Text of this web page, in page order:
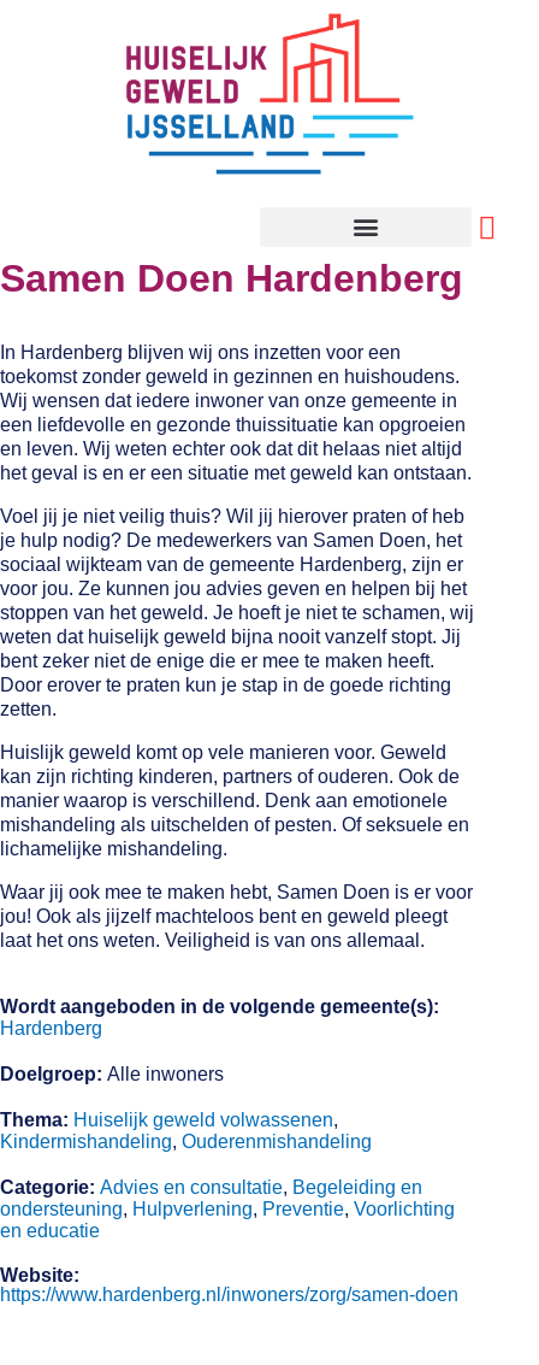
Samen Doen Hardenberg
In Hardenberg blijven wij ons inzetten voor een
toekomst zonder geweld in gezinnen en huishoudens.
Wij wensen dat iedere inwoner van onze gemeente in
een liefdevolle en gezonde thuissituatie kan opgroeien
en leven. Wij weten echter ook dat dit helaas niet altijd
het geval is en er een situatie met geweld kan ontstaan.
Voel jij je niet veilig thuis? Wil jij hierover praten of heb
je hulp nodig? De medewerkers van Samen Doen, het
sociaal wijkteam van de gemeente Hardenberg, zijn er
voor jou. Ze kunnen jou advies geven en helpen bij het
stoppen van het geweld. Je hoeft je niet te schamen, wij
weten dat huiselijk geweld bijna nooit vanzelf stopt. Jij
bent zeker niet de enige die er mee te maken heeft.
Door erover te praten kun je stap in de goede richting
zetten.
Huislijk geweld komt op vele manieren voor. Geweld
kan zijn richting kinderen, partners of ouderen. Ook de
manier waarop is verschillend. Denk aan emotionele
mishandeling als uitschelden of pesten. Of seksuele en
lichamelijke mishandeling.
Waar jij ook mee te maken hebt, Samen Doen is er voor
jou! Ook als jijzelf machteloos bent en geweld pleegt
laat het ons weten. Veiligheid is van ons allemaal.
Wordt aangeboden in de volgende gemeente(s):
Hardenberg
Doelgroep: Alle inwoners
Thema: Huiselijk geweld volwassenen,
Kindermishandeling, Ouderenmishandeling
Categorie: Advies en consultatie, Begeleiding en
ondersteuning, Hulpverlening, Preventie, Voorlichting
en educatie
Website:
https://www.hardenberg.nl/inwoners/zorg/samen-doen